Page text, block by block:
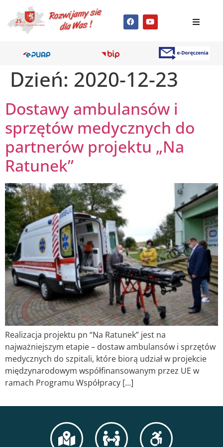
Dzień: 2020-12-23
Dostawy ambulansów i
sprzętów medycznych do
partnerów projektu „Na
Ratunek”
Realizacja projektu pn “Na Ratunek” jest na
najważniejszym etapie – dostaw ambulansów i sprzętów
medycznych do szpitali, które biorą udział w projekcie
międzynarodowym współfinansowanym przez UE w
ramach Programu Współpracy […]